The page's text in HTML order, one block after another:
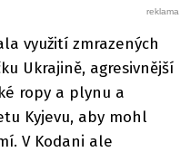
využití zmrazených
Ukrajině, agresivnější
ropy a plynu a
Kyjevu, aby mohl
V Kodani ale